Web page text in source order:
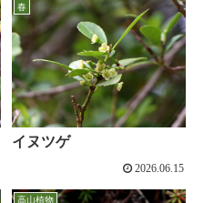
春
イヌツゲ
2026.06.15
高山植物